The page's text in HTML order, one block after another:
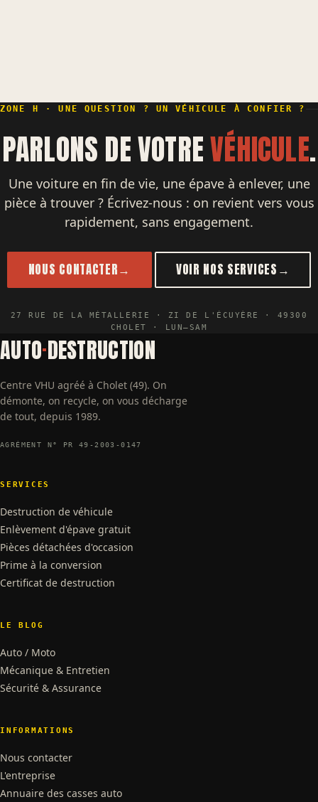
ZONE H · UNE QUESTION ? UN VÉHICULE À CONFIER ?
PARLONS DE VOTREVÉHICULE.
Une voiture en fin de vie, une épave à enlever, une
pièce à trouver ? Écrivez-nous : on revient vers vous
rapidement, sans engagement.
NOUS CONTACTER→ VOIR NOS SERVICES→
27 RUE DE LA MÉTALLERIE · ZI DE L'ÉCUYÈRE · 49300
CHOLET · LUN–SAM
AUTO·DESTRUCTION
Centre VHU agréé à Cholet (49). On
démonte, on recycle, on vous décharge
de tout, depuis 1989.
AGRÉMENT N° PR 49-2003-0147
SERVICES
Destruction de véhicule
Enlèvement d'épave gratuit
Pièces détachées d'occasion
Prime à la conversion
Certificat de destruction
LE BLOG
Auto / Moto
Mécanique & Entretien
Sécurité & Assurance
INFORMATIONS
Nous contacter
L'entreprise
Annuaire des casses auto